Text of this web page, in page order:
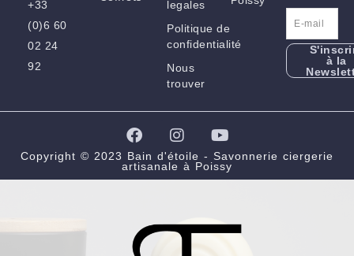
+33
(0)6 60
02 24
92
legales
Politique de
confidentialité
Nous
trouver
à la
F
a
c
e
k
I
n
s
t
r
a
Y
o
u
t
e
Copyright © 2023 Bain d'étoile - Savonnerie ciergerie
artisanale à Poissy